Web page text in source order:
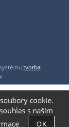
tvorba
cookie.
s naším